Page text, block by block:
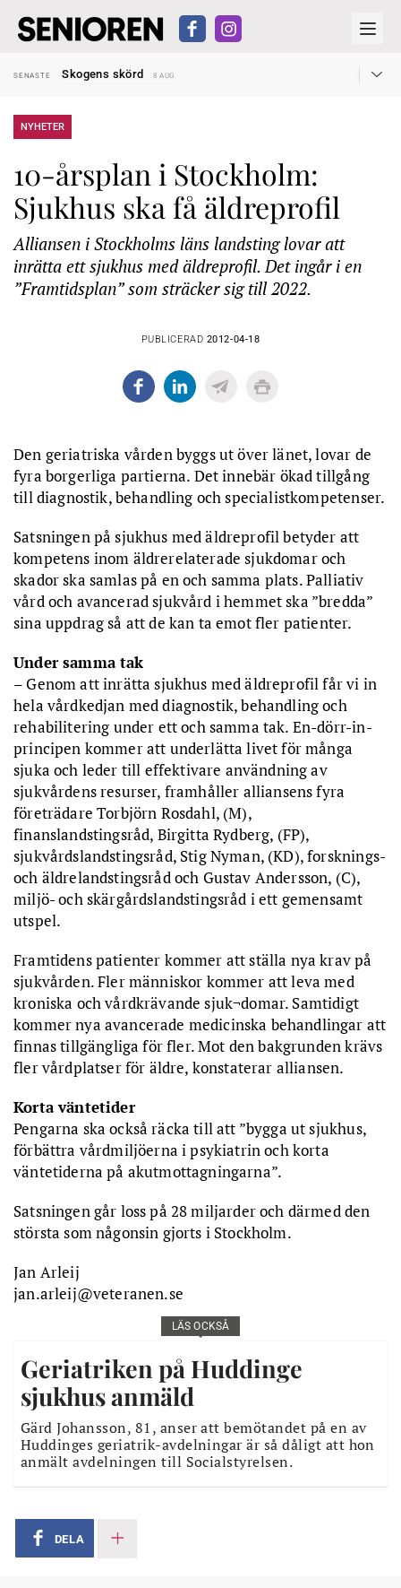
SENASTE
Skogens skörd
8 AUG
SENASTE
Kravet: Nu måste 65-årsgränsen bort
Hyror rusar ifrån äldres bostadstillägg
28 JUL
SENASTE
Skogens skörd 8 AUG
NYHETER
10-årsplan i Stockholm:
Sjukhus ska få äldreprofil
Alliansen i Stockholms läns landsting lovar att
inrätta ett sjukhus med äldreprofil. Det ingår i en
”Framtidsplan” som sträcker sig till 2022.
PUBLICERAD 2012-04-18
Den geriatriska vården byggs ut över länet, lovar de
fyra borgerliga partierna. Det innebär ökad tillgång
till diagnostik, behandling och specialistkompetenser.
Satsningen på sjukhus med äldreprofil betyder att
kompetens inom äldrerelaterade sjukdomar och
skador ska samlas på en och samma plats. Palliativ
vård och avancerad sjukvård i hemmet ska ”bredda”
sina uppdrag så att de kan ta emot fler patienter.
Under samma tak
– Genom att inrätta sjukhus med äldreprofil får vi in
hela vårdkedjan med diagnostik, behandling och
rehabilitering under ett och samma tak. En-dörr-in-
principen kommer att underlätta livet för många
sjuka och leder till effektivare användning av
sjukvårdens resurser, framhåller alliansens fyra
företrädare Torbjörn Rosdahl, (M),
finanslandstingsråd, Birgitta Rydberg, (FP),
sjukvårdslandstingsråd, Stig Nyman, (KD), forsknings-
och äldrelandstingsråd och Gustav Andersson, (C),
miljö- och skärgårdslandstingsråd i ett gemensamt
utspel.
Framtidens patienter kommer att ställa nya krav på
sjukvården. Fler människor kommer att leva med
kroniska och vårdkrävande sjuk¬domar. Samtidigt
kommer nya avancerade medicinska behandlingar att
finnas tillgängliga för fler. Mot den bakgrunden krävs
fler vårdplatser för äldre, konstaterar alliansen.
Korta väntetider
Pengarna ska också räcka till att ”bygga ut sjukhus,
förbättra vårdmiljöerna i psykiatrin och korta
väntetiderna på akutmottagningarna”.
Satsningen går loss på 28 miljarder och därmed den
största som någonsin gjorts i Stockholm.
Jan Arleij
jan.arleij@veteranen.se
LÄS OCKSÅ
Geriatriken på Huddinge
sjukhus anmäld
Gärd Johansson, 81, anser att bemötandet på en av
Huddinges geriatrik-avdelningar är så dåligt att hon
anmält avdelningen till Socialstyrelsen.
DELA